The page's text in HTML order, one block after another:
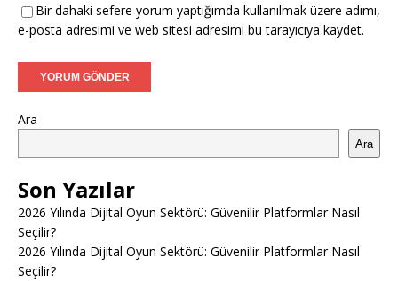
Bir dahaki sefere yorum yaptığımda kullanılmak üzere adımı,
e-posta adresimi ve web sitesi adresimi bu tarayıcıya kaydet.
Ara
Ara
Son Yazılar
2026 Yılında Dijital Oyun Sektörü: Güvenilir Platformlar Nasıl
Seçilir?
2026 Yılında Dijital Oyun Sektörü: Güvenilir Platformlar Nasıl
Seçilir?